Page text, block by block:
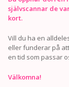
självscannar de
kort.
Vill du ha en
eller funderar på att
en tid som passar
Välkomna!